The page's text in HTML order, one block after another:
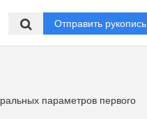
Отправить рукопись
параметров первого